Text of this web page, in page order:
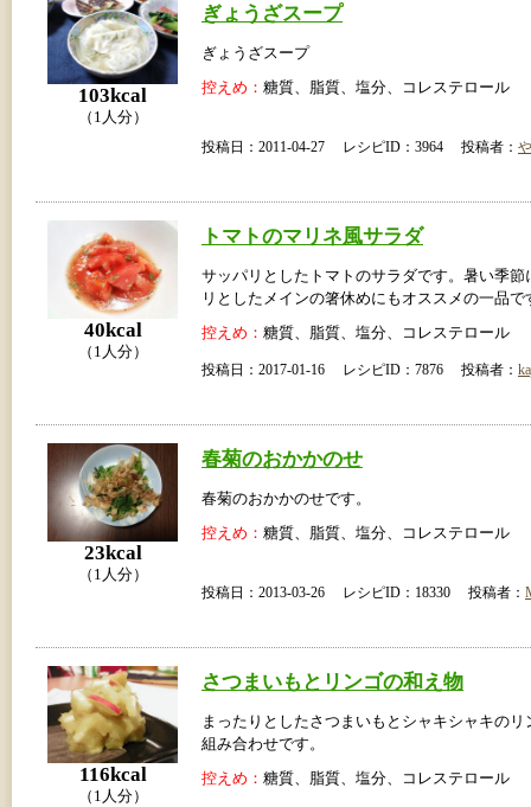
103kcal
（1人分）
ぎょうざスープ
ぎょうざスープ
控えめ： 糖質、脂質、塩分、コレステロール
投稿日：2011-04-27 レシピID：3964 投稿者：
40kcal
（1人分）
トマトのマリネ風サラダ
サッパリとしたトマトのサラダです。暑い季節
リとしたメインの箸休めにもオススメの一品で
控えめ： 糖質、脂質、塩分、コレステロール
投稿日：2017-01-16 レシピID：7876 投稿者：
23kcal
（1人分）
春菊のおかかのせ
春菊のおかかのせです。
控えめ： 糖質、脂質、塩分、コレステロール
投稿日：2013-03-26 レシピID：18330 投稿者：
116kcal
（1人分）
さつまいもとリンゴの和え物
まったりとしたさつまいもとシャキシャキのリ
組み合わせです。
控えめ： 糖質、脂質、塩分、コレステロール